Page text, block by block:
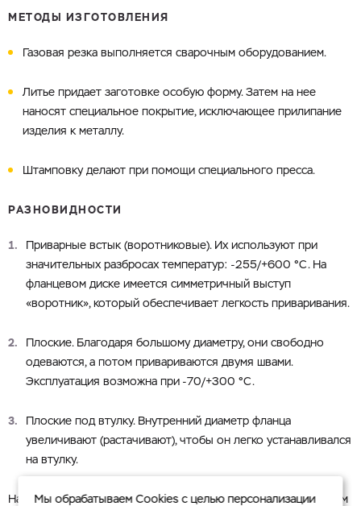
Имя
Номер телефона
ОТПРАВИТЬ
Электронная почта
Город
ЗАГРУЗИТЬ
Файл с реквизитами огранизации (любой формат, макс. 20
МБ)
МЕТОДЫ ИЗГОТОВЛЕНИЯ
Газовая резка выполняется сварочным оборудованием.
Литье придает заготовке особую форму. Затем на нее
наносят специальное покрытие, исключающее прилипание
изделия к металлу.
Штамповку делают при помощи специального пресса.
РАЗНОВИДНОСТИ
Приварные встык (воротниковые). Их используют при
значительных разбросах температур: -255/+600 °С. На
фланцевом диске имеется симметричный выступ
«воротник», который обеспечивает легкость приваривания.
Плоские. Благодаря большому диаметру, они свободно
одеваются, а потом привариваются двумя швами.
Эксплуатация возможна при -70/+300 °С.
Плоские под втулку. Внутренний диаметр фланца
увеличивают (растачивают), чтобы он легко устанавливался
на втулку.
На нашем сайте представлены фланцы с диаметром 15-600 мм
Мы обрабатываем Cookies с целью персонализации